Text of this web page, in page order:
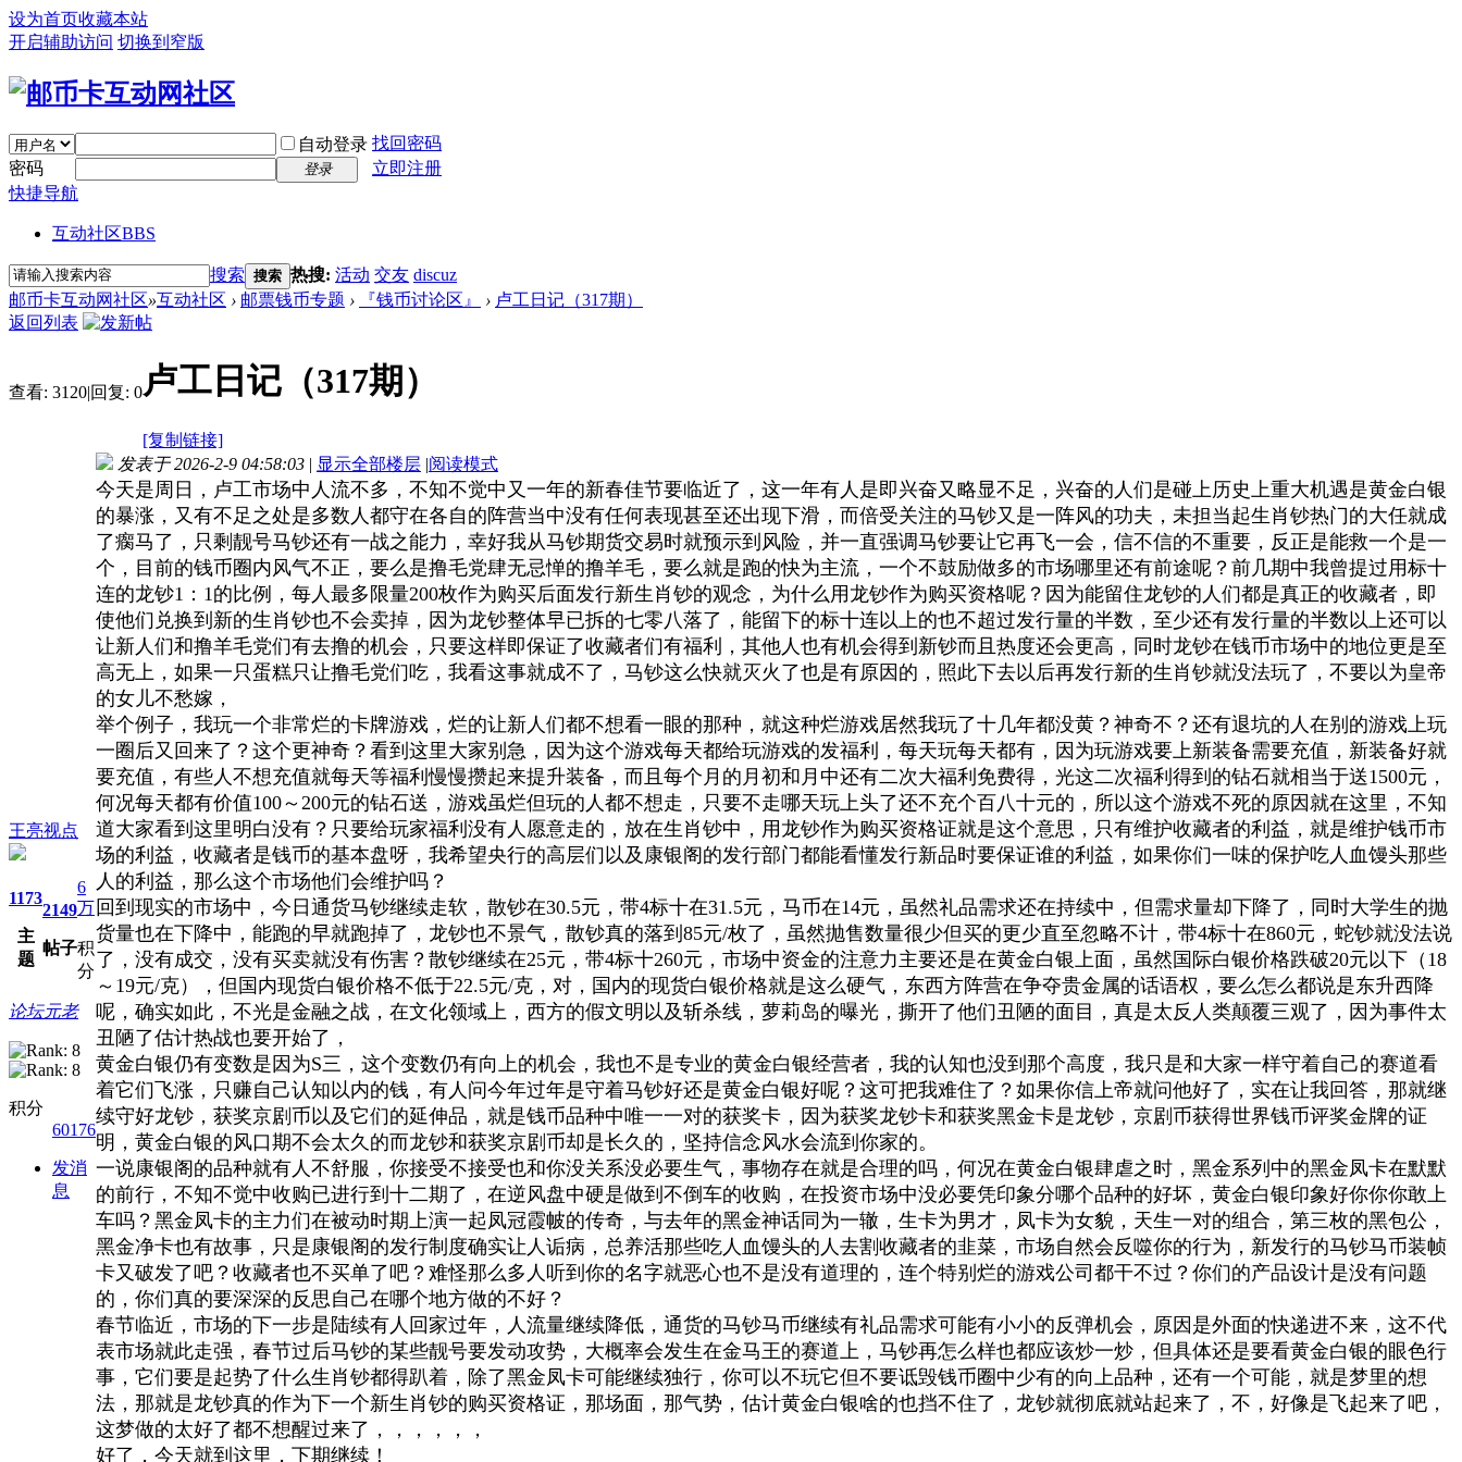
设为首页收藏本站
开启辅助访问 切换到窄版
自动登录 找回密码
密码
登录
立即注册
快捷导航
互动社区BBS
搜索 搜索 热搜: 活动 交友 discuz
邮币卡互动网社区»互动社区 › 邮票钱币专题 › 『钱币讨论区』 › 卢工日记（317期）
返回列表
查看: 3120|回复: 0卢工日记（317期）
[复制链接]
王亮视点
1173
主
题
2149
帖子
6
万
积
分
论坛元老
积分
60176
发消
息
发表于 2026-2-9 04:58:03 | 显示全部楼层 |阅读模式
今天是周日，卢工市场中人流不多，不知不觉中又一年的新春佳节要临近了，这一年有人是即兴奋又略显不足，兴奋的人们是碰上历史上重大机遇是黄金白银
的暴涨，又有不足之处是多数人都守在各自的阵营当中没有任何表现甚至还出现下滑，而倍受关注的马钞又是一阵风的功夫，未担当起生肖钞热门的大任就成
了瘸马了，只剩靓号马钞还有一战之能力，幸好我从马钞期货交易时就预示到风险，并一直强调马钞要让它再飞一会，信不信的不重要，反正是能救一个是一
个，目前的钱币圈内风气不正，要么是撸毛党肆无忌惮的撸羊毛，要么就是跑的快为主流，一个不鼓励做多的市场哪里还有前途呢？前几期中我曾提过用标十
连的龙钞1：1的比例，每人最多限量200枚作为购买后面发行新生肖钞的观念，为什么用龙钞作为购买资格呢？因为能留住龙钞的人们都是真正的收藏者，即
使他们兑换到新的生肖钞也不会卖掉，因为龙钞整体早已拆的七零八落了，能留下的标十连以上的也不超过发行量的半数，至少还有发行量的半数以上还可以
让新人们和撸羊毛党们有去撸的机会，只要这样即保证了收藏者们有福利，其他人也有机会得到新钞而且热度还会更高，同时龙钞在钱币市场中的地位更是至
高无上，如果一只蛋糕只让撸毛党们吃，我看这事就成不了，马钞这么快就灭火了也是有原因的，照此下去以后再发行新的生肖钞就没法玩了，不要以为皇帝
的女儿不愁嫁，
举个例子，我玩一个非常烂的卡牌游戏，烂的让新人们都不想看一眼的那种，就这种烂游戏居然我玩了十几年都没黄？神奇不？还有退坑的人在别的游戏上玩
一圈后又回来了？这个更神奇？看到这里大家别急，因为这个游戏每天都给玩游戏的发福利，每天玩每天都有，因为玩游戏要上新装备需要充值，新装备好就
要充值，有些人不想充值就每天等福利慢慢攒起来提升装备，而且每个月的月初和月中还有二次大福利免费得，光这二次福利得到的钻石就相当于送1500元，
何况每天都有价值100～200元的钻石送，游戏虽烂但玩的人都不想走，只要不走哪天玩上头了还不充个百八十元的，所以这个游戏不死的原因就在这里，不知
道大家看到这里明白没有？只要给玩家福利没有人愿意走的，放在生肖钞中，用龙钞作为购买资格证就是这个意思，只有维护收藏者的利益，就是维护钱币市
场的利益，收藏者是钱币的基本盘呀，我希望央行的高层们以及康银阁的发行部门都能看懂发行新品时要保证谁的利益，如果你们一味的保护吃人血馒头那些
人的利益，那么这个市场他们会维护吗？
回到现实的市场中，今日通货马钞继续走软，散钞在30.5元，带4标十在31.5元，马币在14元，虽然礼品需求还在持续中，但需求量却下降了，同时大学生的抛
货量也在下降中，能跑的早就跑掉了，龙钞也不景气，散钞真的落到85元/枚了，虽然抛售数量很少但买的更少直至忽略不计，带4标十在860元，蛇钞就没法说
了，没有成交，没有买卖就没有伤害？散钞继续在25元，带4标十260元，市场中资金的注意力主要还是在黄金白银上面，虽然国际白银价格跌破20元以下（18
～19元/克），但国内现货白银价格不低于22.5元/克，对，国内的现货白银价格就是这么硬气，东西方阵营在争夺贵金属的话语权，要么怎么都说是东升西降
呢，确实如此，不光是金融之战，在文化领域上，西方的假文明以及斩杀线，萝莉岛的曝光，撕开了他们丑陋的面目，真是太反人类颠覆三观了，因为事件太
丑陋了估计热战也要开始了，
黄金白银仍有变数是因为S三，这个变数仍有向上的机会，我也不是专业的黄金白银经营者，我的认知也没到那个高度，我只是和大家一样守着自己的赛道看
着它们飞涨，只赚自己认知以内的钱，有人问今年过年是守着马钞好还是黄金白银好呢？这可把我难住了？如果你信上帝就问他好了，实在让我回答，那就继
续守好龙钞，获奖京剧币以及它们的延伸品，就是钱币品种中唯一一对的获奖卡，因为获奖龙钞卡和获奖黑金卡是龙钞，京剧币获得世界钱币评奖金牌的证
明，黄金白银的风口期不会太久的而龙钞和获奖京剧币却是长久的，坚持信念风水会流到你家的。
一说康银阁的品种就有人不舒服，你接受不接受也和你没关系没必要生气，事物存在就是合理的吗，何况在黄金白银肆虐之时，黑金系列中的黑金凤卡在默默
的前行，不知不觉中收购已进行到十二期了，在逆风盘中硬是做到不倒车的收购，在投资市场中没必要凭印象分哪个品种的好坏，黄金白银印象好你你你敢上
车吗？黑金凤卡的主力们在被动时期上演一起凤冠霞帔的传奇，与去年的黑金神话同为一辙，生卡为男才，凤卡为女貌，天生一对的组合，第三枚的黑包公，
黑金净卡也有故事，只是康银阁的发行制度确实让人诟病，总养活那些吃人血馒头的人去割收藏者的韭菜，市场自然会反噬你的行为，新发行的马钞马币装帧
卡又破发了吧？收藏者也不买单了吧？难怪那么多人听到你的名字就恶心也不是没有道理的，连个特别烂的游戏公司都干不过？你们的产品设计是没有问题
的，你们真的要深深的反思自己在哪个地方做的不好？
春节临近，市场的下一步是陆续有人回家过年，人流量继续降低，通货的马钞马币继续有礼品需求可能有小小的反弹机会，原因是外面的快递进不来，这不代
表市场就此走强，春节过后马钞的某些靓号要发动攻势，大概率会发生在金马王的赛道上，马钞再怎么样也都应该炒一炒，但具体还是要看黄金白银的眼色行
事，它们要是起势了什么生肖钞都得趴着，除了黑金凤卡可能继续独行，你可以不玩它但不要诋毁钱币圈中少有的向上品种，还有一个可能，就是梦里的想
法，那就是龙钞真的作为下一个新生肖钞的购买资格证，那场面，那气势，估计黄金白银啥的也挡不住了，龙钞就彻底就站起来了，不，好像是飞起来了吧，
这梦做的太好了都不想醒过来了，，，，，，
好了，今天就到这里，下期继续！